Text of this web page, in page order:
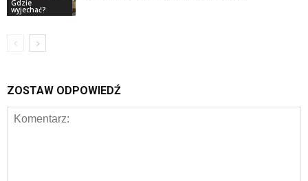
Gdzie
wyjechać?
ZOSTAW ODPOWIEDŹ